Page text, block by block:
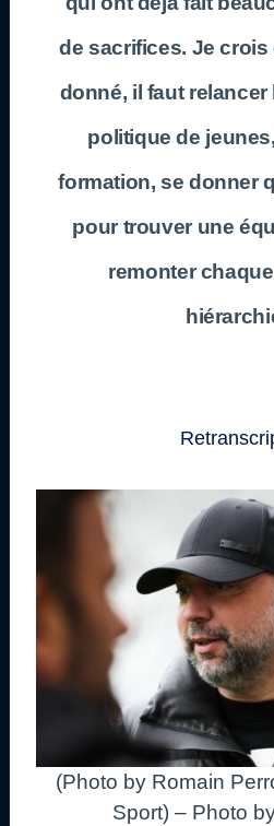
de sacrifices. Je crois
donné, il faut
politique de
formation, se donner
pour trouver une
remonter
(Photo by Romain
Sport) – Photo